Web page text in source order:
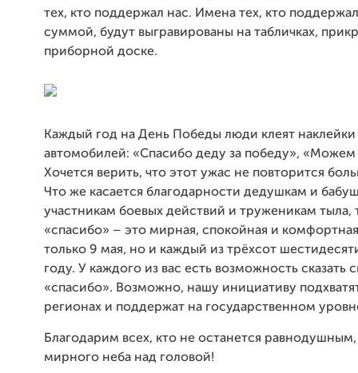
тех, кто поддержал нас. Имена тех, кто
суммой, будут выгравированы на табличках,
приборной доске.
Каждый год на День Победы люди клеят наклейки
автомобилей: «Спасибо деду за победу»,
Хочется верить, что этот ужас не повторится
Что же касается благодарности дедушкам и
участникам боевых действий и труженикам тыла,
«спасибо» – это мирная, спокойная и
только 9 мая, но и каждый из трёхсот
году. У каждого из вас есть возможность сказать
«спасибо». Возможно, нашу инициативу
регионах и поддержат на государственном
Благодарим всех, кто не останется
мирного неба над головой!